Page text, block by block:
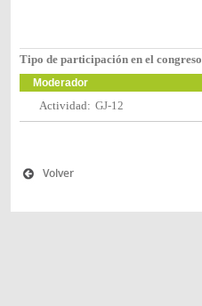
Tipo de participación en el congreso
Moderador
Actividad: GJ-12
Volver